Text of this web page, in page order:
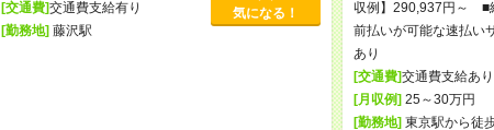
[交通費]交通費支給有り
[勤務地]藤沢駅
気になる！
収例】290,937円～ ■
前払いが可能な速払い
あり
[交通費]交通費支給あり
[月収例]25～30万円
[勤務地]東京駅から徒